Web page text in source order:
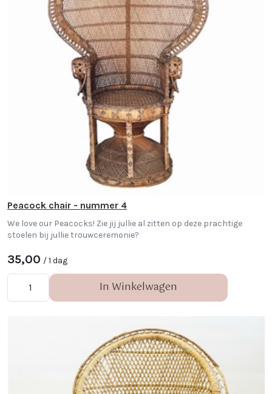
Peacock chair - nummer 4
We love our Peacocks! Zie jij jullie al zitten op deze prachtige
stoelen bij jullie trouwceremonie?
35,00 / 1 dag
In Winkelwagen